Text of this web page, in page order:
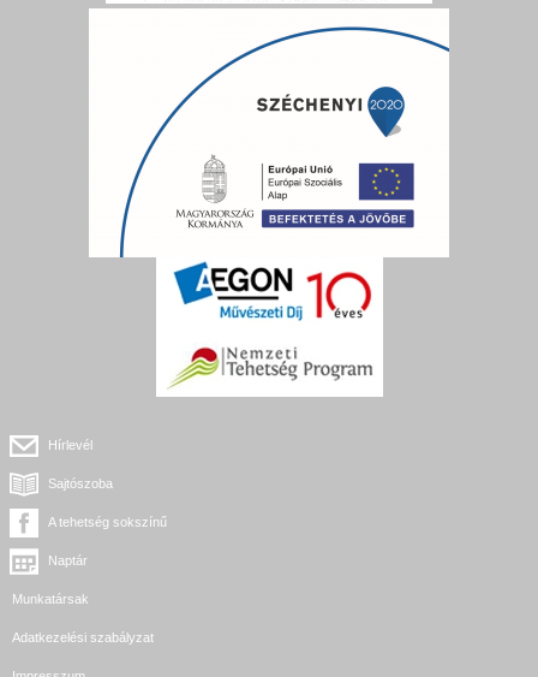
Hírlevél
Sajtószoba
A tehetség sokszínű
Naptár
Munkatársak
Adatkezelési szabályzat